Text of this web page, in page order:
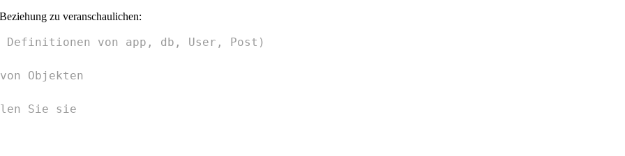
zu veranschaulichen:
Definitionen von app, db, User, Post)
Objekten
Sie sie